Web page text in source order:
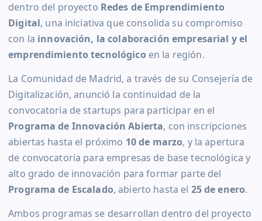
dentro del proyecto Redes de Emprendimiento
Digital, una iniciativa que consolida su compromiso
con la innovación, la colaboración empresarial y el
emprendimiento tecnológico en la región.
La Comunidad de Madrid, a través de su Consejería de
Digitalización, anunció la continuidad de la
convocatoria de startups para participar en el
Programa de Innovación Abierta, con inscripciones
abiertas hasta el próximo 10 de marzo, y la apertura
de convocatoria para empresas de base tecnológica y
alto grado de innovación para formar parte del
Programa de Escalado, abierto hasta el 25 de enero.
Ambos programas se desarrollan dentro del proyecto